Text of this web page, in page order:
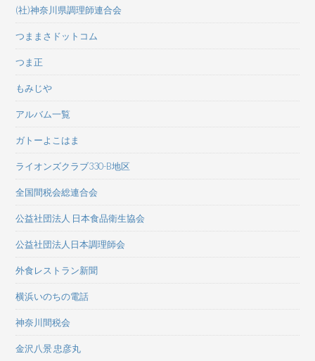
(社)神奈川県調理師連合会
つままさドットコム
つま正
もみじや
アルバム一覧
ガトーよこはま
ライオンズクラブ330-B地区
全国間税会総連合会
公益社団法人 日本食品衛生協会
公益社団法人日本調理師会
外食レストラン新聞
横浜いのちの電話
神奈川間税会
金沢八景 忠彦丸